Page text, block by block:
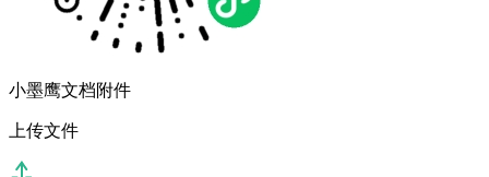
小墨鹰文档附件
上传文件